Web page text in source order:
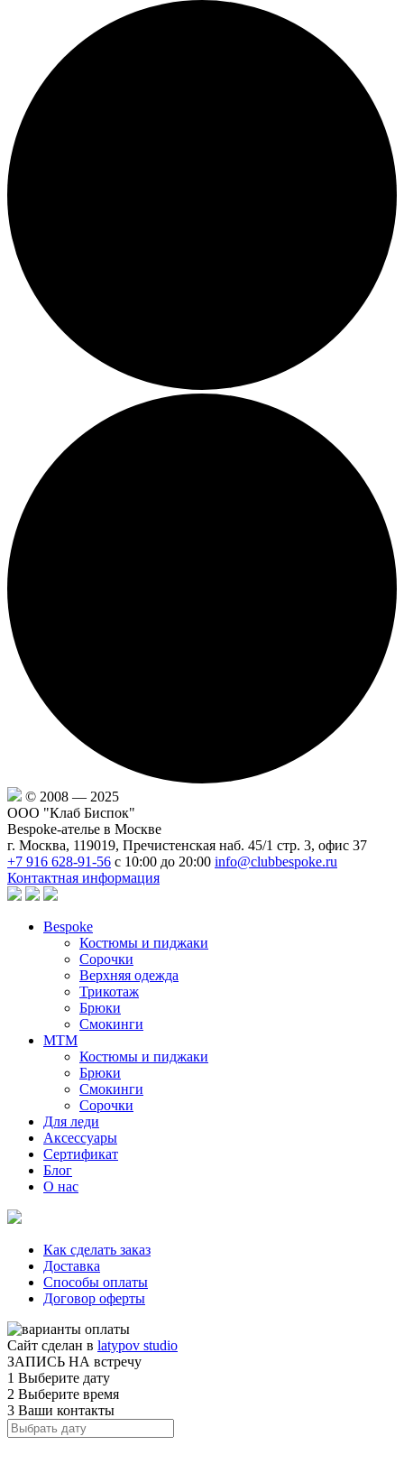
© 2008 — 2025
ООО "Клаб Биспок"
Bespoke-ателье в Москве
г. Москва, 119019, Пречистенская наб. 45/1 стр. 3, офис 37
+7 916 628-91-56 с 10:00 до 20:00 info@clubbespoke.ru
Контактная информация
Bespoke
Костюмы и пиджаки
Сорочки
Верхняя одежда
Трикотаж
Брюки
Смокинги
MTM
Костюмы и пиджаки
Брюки
Смокинги
Сорочки
Для леди
Аксессуары
Сертификат
Блог
О нас
Как сделать заказ
Доставка
Способы оплаты
Договор оферты
Сайт сделан в latypov studio
ЗАПИСЬ НА встречу
1 Выберите дату
2 Выберите время
3 Ваши контакты